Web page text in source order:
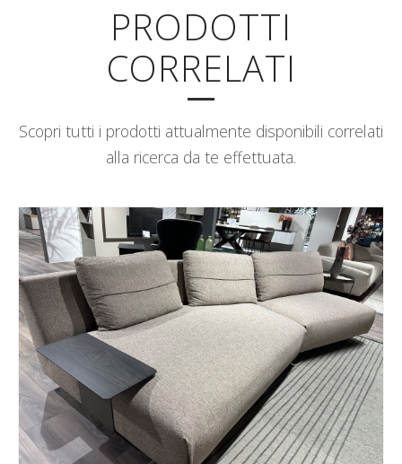
PRODOTTI
CORRELATI
Scopri tutti i prodotti attualmente disponibili correlati
alla ricerca da te effettuata.